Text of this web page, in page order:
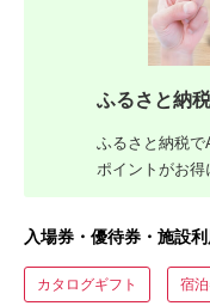
ふるさと納
ふるさと納税
ポイントがお得
入場券・優待券・施設
カタログギフト 宿